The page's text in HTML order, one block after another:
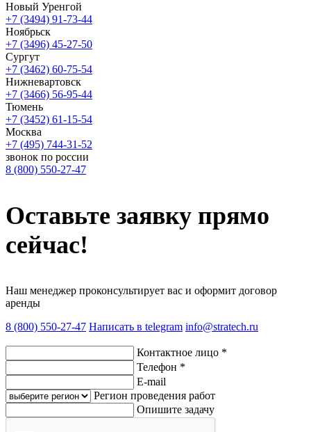
Новый Уренгой
+7 (3494) 91-73-44
Ноябрьск
+7 (3496) 45-27-50
Сургут
+7 (3462) 60-75-54
Нижневартовск
+7 (3466) 56-95-44
Тюмень
+7 (3452) 61-15-54
Москва
+7 (495) 744-31-52
звонок по россии
8 (800) 550-27-47
Оставьте заявку прямо
сейчас!
Наш менеджер проконсультирует вас и оформит договор
аренды
8 (800) 550-27-47 Написать в telegram info@stratech.ru
Контактное лицо *
Телефон *
E-mail
Регион проведения работ
Опишите задачу